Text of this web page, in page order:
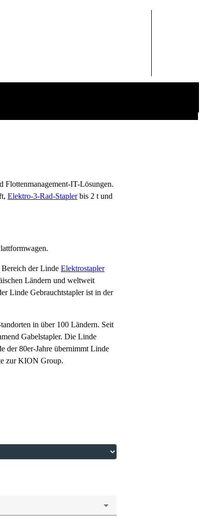
Flottenmanagement-IT-Lösungen.
Elektro-3-Rad-Staplerbis 2 t und
der Linde Elektrostapler
Ländern und weltweit
Linde Gebrauchtstapler ist in der
in über 100 Ländern. Seit
Gabelstapler. Die Linde
der 80er-Jahre übernimmt Linde
zur KION Group.